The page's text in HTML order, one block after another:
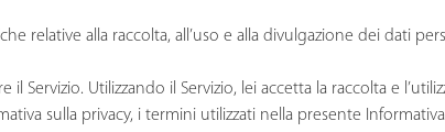
relative alla raccolta, all’uso e alla divulgazione dei dati
il Servizio. Utilizzando il Servizio, lei accetta la raccolta e
sulla privacy, i termini utilizzati nella presente